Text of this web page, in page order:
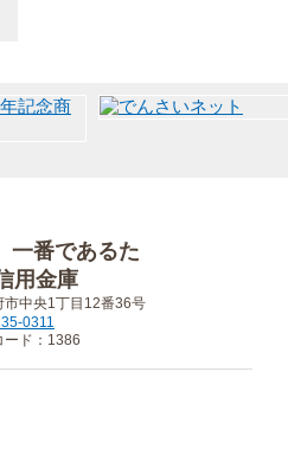
市中央1丁目12番36号
0311
ード：1386